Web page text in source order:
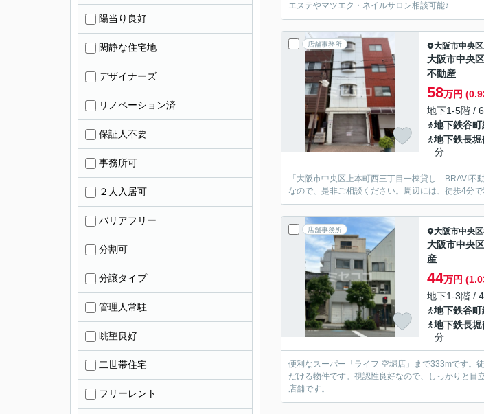
エステやマツエク・ネイルサロン相談可能♪
店舗事務所 大阪市中央区
大阪市中央
不動産
58万円
地下1-5階 /
地下鉄谷町
地下鉄長
分
「大阪市中央区上本町西三丁目一棟貸し BRAVI不
なので、是非ご相談ください。周辺には、徒歩4分
店舗事務所 大阪市中央区
大阪市中央
産
44万円
地下1-3階 /
地下鉄谷町
地下鉄長
分
便利なスーパー「ライフ 空堀店」まで333mです。
だける物件です。視認性良好なので、しっかりと
店舗です。
陽当り良好
閑静な住宅地
デザイナーズ
リノベーション済
保証人不要
事務所可
２人入居可
バリアフリー
分割可
分譲タイプ
管理人常駐
眺望良好
二世帯住宅
フリーレント